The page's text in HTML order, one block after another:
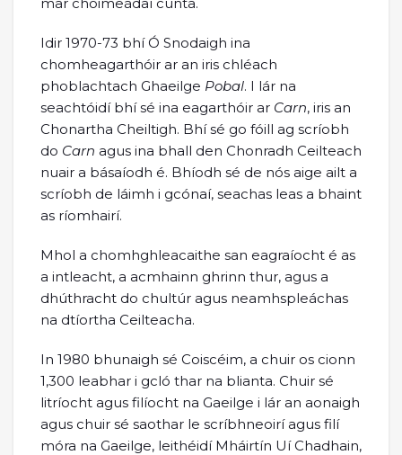
Idir 1970-73 bhí Ó Snodaigh ina
chomheagarthóir ar an iris chléach
phoblachtach Ghaeilge Pobal. I lár na
seachtóidí bhí sé ina eagarthóir ar Carn, iris an
Chonartha Cheiltigh. Bhí sé go fóill ag scríobh
do Carn agus ina bhall den Chonradh Ceilteach
nuair a básaíodh é. Bhíodh sé de nós aige ailt a
scríobh de láimh i gcónaí, seachas leas a bhaint
as ríomhairí.
Mhol a chomhghleacaithe san eagraíocht é as
a intleacht, a acmhainn ghrinn thur, agus a
dhúthracht do chultúr agus neamhspleáchas
na dtíortha Ceilteacha.
In 1980 bhunaigh sé Coiscéim, a chuir os cionn
1,300 leabhar i gcló thar na blianta. Chuir sé
litríocht agus filíocht na Gaeilge i lár an aonaigh
agus chuir sé saothar le scríbhneoirí agus filí
móra na Gaeilge, leithéidí Mháirtín Uí Chadhain,